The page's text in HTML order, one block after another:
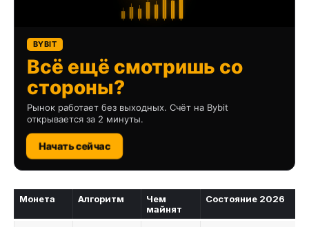
BYBIT
Всё ещё смотришь со
стороны?
Рынок работает без выходных. Счёт на Bybit
открывается за 2 минуты.
Начать сейчас
Монета Алгоритм
Чем
майнят
Состояние 2026